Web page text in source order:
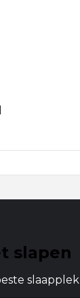
slapen
slaapplek